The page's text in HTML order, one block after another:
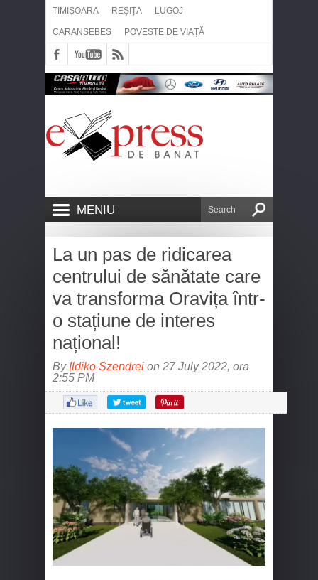
TIMIȘOARA REȘIȚA LUGOJ
CARANSEBEȘ POVESTE DE VIAȚĂ
MENIU
La un pas de ridicarea
centrului de sănătate care
va transforma Oravița într-
o stațiune de interes
național!
By Ildiko Szendrei on 27 July 2022, ora
2:55 PM